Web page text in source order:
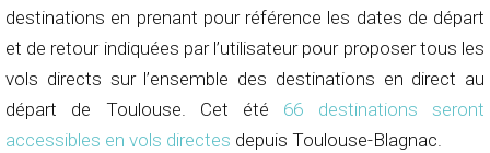
destinations en prenant pour référence les dates de départ
et de retour indiquées par l’utilisateur pour proposer tous les
vols directs sur l’ensemble des destinations en direct au
départ de Toulouse. Cet été 66 destinations seront
accessibles en vols directes depuis Toulouse-Blagnac.